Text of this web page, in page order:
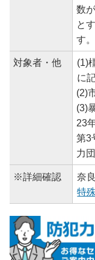
数
と
す。
対象者・他
(1)
に
(2)
(3)
23
第3
力
※詳細確認
奈
特